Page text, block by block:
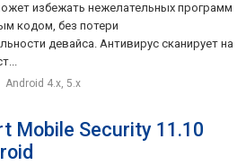
избежать нежелательных программ
кодом, без потери
девайса. Антивирус сканирует на
Android 4.x, 5.x
Mobile Security 11.10